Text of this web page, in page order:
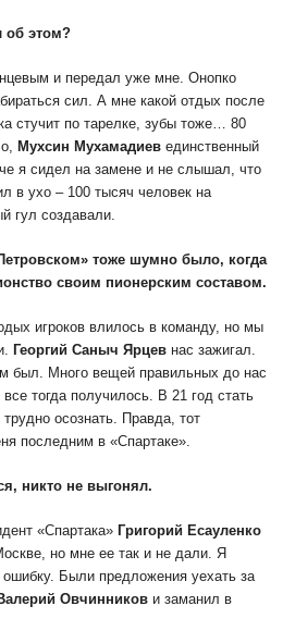
об этом?
и передал уже мне. Онопко
сил. А мне какой отдых после
стучит по тарелке, зубы тоже… 80
Мухсин Мухамадиев единственный
я сидел на замене и не слышал, что
в ухо – 100 тысяч человек на
гул создавали.
тоже шумно было, когда
своим пионерским составом.
игроков влилось в команду, но мы
Георгий Саныч Ярцев нас зажигал.
был. Много вещей правильных до нас
тогда получилось. В 21 год стать
осознать. Правда, тот
последним в «Спартаке».
никто не выгонял.
«Спартака» Григорий Есауленко
но мне ее так и не дали. Я
Были предложения уехать за
Овчинников и заманил в